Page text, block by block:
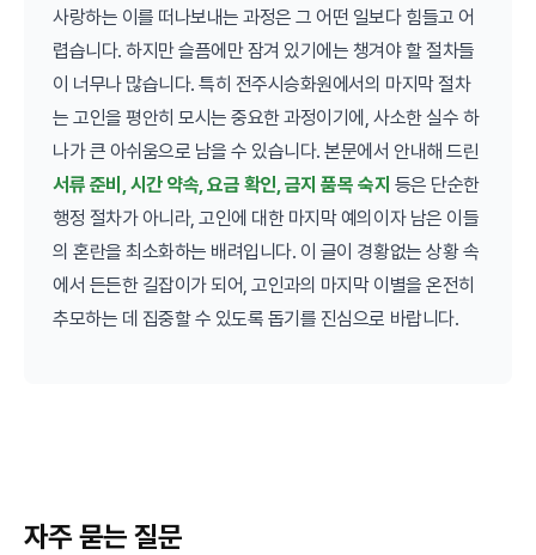
사랑하는 이를 떠나보내는 과정은 그 어떤 일보다 힘들고 어
렵습니다. 하지만 슬픔에만 잠겨 있기에는 챙겨야 할 절차들
이 너무나 많습니다. 특히 전주시승화원에서의 마지막 절차
는 고인을 평안히 모시는 중요한 과정이기에, 사소한 실수 하
나가 큰 아쉬움으로 남을 수 있습니다. 본문에서 안내해 드린
서류 준비, 시간 약속, 요금 확인, 금지 품목 숙지 등은 단순한
행정 절차가 아니라, 고인에 대한 마지막 예의이자 남은 이들
의 혼란을 최소화하는 배려입니다. 이 글이 경황없는 상황 속
에서 든든한 길잡이가 되어, 고인과의 마지막 이별을 온전히
추모하는 데 집중할 수 있도록 돕기를 진심으로 바랍니다.
자주 묻는 질문